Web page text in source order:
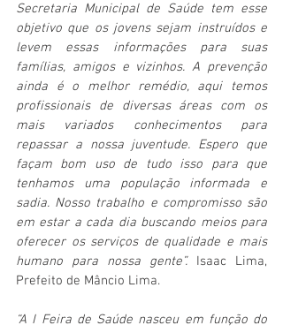
Secretaria Municipal de Saúde tem esse
objetivo que os jovens sejam instruídos e
levem essas informações para suas
famílias, amigos e vizinhos. A prevenção
ainda é o melhor remédio, aqui temos
profissionais de diversas áreas com os
mais variados conhecimentos para
repassar a nossa juventude. Espero que
façam bom uso de tudo isso para que
tenhamos uma população informada e
sadia. Nosso trabalho e compromisso são
em estar a cada dia buscando meios para
oferecer os serviços de qualidade e mais
humano para nossa gente”. Isaac Lima,
Prefeito de Mâncio Lima.
“A I Feira de Saúde nasceu em função do